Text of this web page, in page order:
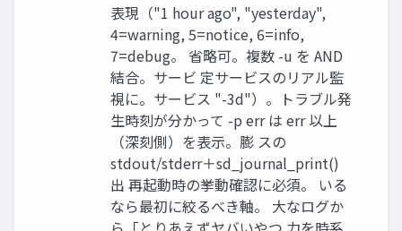
表現（"1 hour ago", "yesterday",
4=warning, 5=notice, 6=info,
7=debug。 省略可。複数 -u を AND
結合。サービ 定サービスのリアル監
視に。サービス "-3d"）。トラブル発
生時刻が分かって -p err は err 以上
（深刻側）を表示。膨 スの
stdout/stderr＋sd_journal_print()
出 再起動時の挙動確認に必須。 いる
なら最初に絞るべき軸。 大なログか